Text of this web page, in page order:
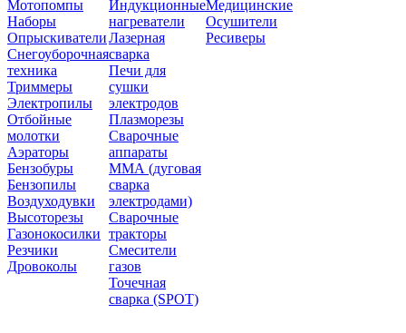
Мотопомпы
Наборы
Опрыскиватели
Снегоуборочная
техника
Триммеры
Электропилы
Отбойные
молотки
Аэраторы
Бензобуры
Бензопилы
Воздуходувки
Высоторезы
Газонокосилки
Резчики
Дровоколы
Индукционные
нагреватели
Лазерная
сварка
Печи для
сушки
электродов
Плазморезы
Сварочные
аппараты
ММА (дуговая
сварка
электродами)
Сварочные
тракторы
Смесители
газов
Точечная
сварка (SPOT)
Медицинские
Осушители
Ресиверы